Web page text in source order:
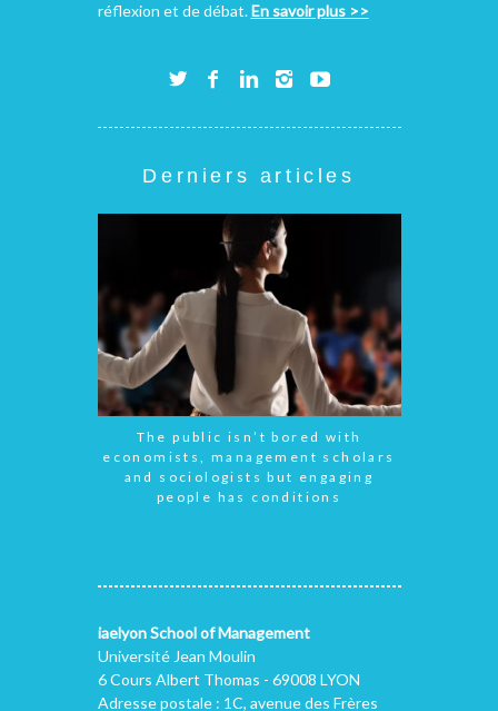
réflexion et de débat.En savoir plus >>
Derniers articles
The public isn’t bored with
economists, management scholars
and sociologists but engaging
people has conditions
iaelyon School of Management
Université Jean Moulin
6 Cours Albert Thomas - 69008 LYON
Adresse postale : 1C, avenue des Frères